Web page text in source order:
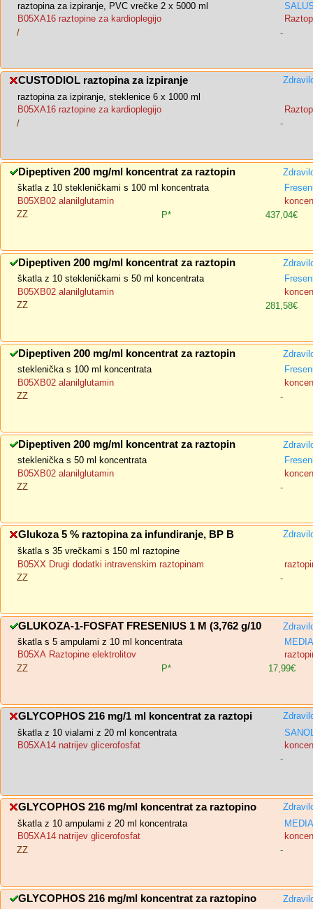
raztopina za izpiranje, PVC vrečke 2 x 5000 ml
B05XA16 raztopine za kardioplegijo
/
-
CUSTODIOL raztopina za izpiranje
raztopina za izpiranje, steklenice 6 x 1000 ml
B05XA16 raztopine za kardioplegijo
/
-
Dipeptiven 200 mg/ml koncentrat za raztopin
škatla z 10 stekleničkami s 100 ml koncentrata
B05XB02 alanilglutamin
ZZ
P* 437,04€
Dipeptiven 200 mg/ml koncentrat za raztopin
škatla z 10 stekleničkami s 50 ml koncentrata
B05XB02 alanilglutamin
ZZ
281,58€
Dipeptiven 200 mg/ml koncentrat za raztopin
steklenička s 100 ml koncentrata
B05XB02 alanilglutamin
ZZ
-
Dipeptiven 200 mg/ml koncentrat za raztopin
steklenička s 50 ml koncentrata
B05XB02 alanilglutamin
ZZ
-
Glukoza 5 % raztopina za infundiranje, BP B
škatla s 35 vrečkami s 150 ml raztopine
B05XX Drugi dodatki intravenskim raztopinam
ZZ
-
GLUKOZA-1-FOSFAT FRESENIUS 1 M (3,762 g/10
škatla s 5 ampulami z 10 ml koncentrata
B05XA Raztopine elektrolitov
ZZ
P* 17,99€
GLYCOPHOS 216 mg/1 ml koncentrat za raztopi
škatla z 10 vialami z 20 ml koncentrata
B05XA14 natrijev glicerofosfat
-
GLYCOPHOS 216 mg/ml koncentrat za raztopino
škatla z 10 ampulami z 20 ml koncentrata
B05XA14 natrijev glicerofosfat
ZZ
-
GLYCOPHOS 216 mg/ml koncentrat za raztopino